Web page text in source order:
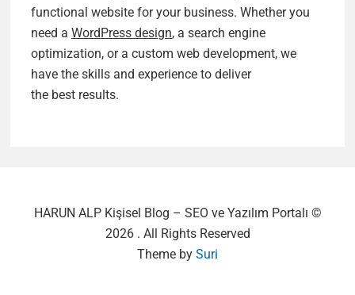
functional website for your business. Whether you
need a WordPress design, a search engine
optimization, or a custom web development, we
have the skills and experience to deliver
the best results.
HARUN ALP Kişisel Blog – SEO ve Yazılım Portalı ©
2026 . All Rights Reserved
Theme by Suri